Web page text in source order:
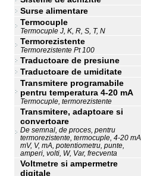
Surse alimentare
Termocuple
Termocuple J, K, R, S, T, N
Termorezistente
Termorezistente Pt 100
Traductoare de presiune
Traductoare de umiditate
Transmitere programabile
pentru temperatura 4-20 mA
Termocuple, termorezistente
Transmitere, adaptoare si
convertoare
De semnal, de proces, pentru
termorezistente, termocuple, 4-20 mA,
mV, V, mA, potentiometru, punte,
amperi, volti, W, Var, frecventa
Voltmetre si ampermetre
digitale